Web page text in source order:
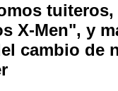
tuiteros,
X-Men", y
cambio de